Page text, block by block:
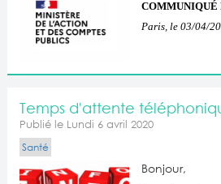
COMMUNIQUÉ
Paris, le 03/04/
Temps d'attente
Publié le Lundi 6 avril 2020
Santé
Bonjour,